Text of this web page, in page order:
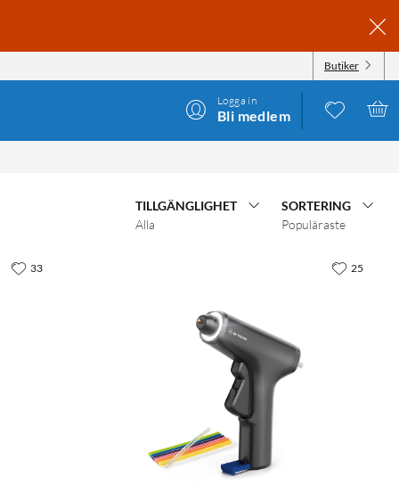
Butiker
Logga in
Bli medlem
TILLGÄNGLIGHET
Alla
SORTERING
Populäraste
33 25